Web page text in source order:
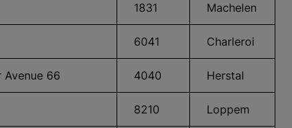
1831 Machelen
6041 Charleroi
Avenue 66 4040 Herstal
8210 Loppem